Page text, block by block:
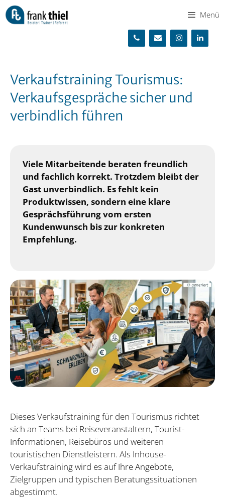
Zum
Inhalt
Menü
Verkaufstraining Tourismus:
Verkaufsgespräche sicher und
verbindlich führen
Viele Mitarbeitende beraten freundlich
und fachlich korrekt. Trotzdem bleibt der
Gast unverbindlich. Es fehlt kein
Produktwissen, sondern eine klare
Gesprächsführung vom ersten
Kundenwunsch bis zur konkreten
Empfehlung.
Dieses Verkaufstraining für den Tourismus richtet
sich an Teams bei Reiseveranstaltern, Tourist-
Informationen, Reisebüros und weiteren
touristischen Dienstleistern. Als Inhouse-
Verkaufstraining wird es auf Ihre Angebote,
Zielgruppen und typischen Beratungssituationen
abgestimmt.